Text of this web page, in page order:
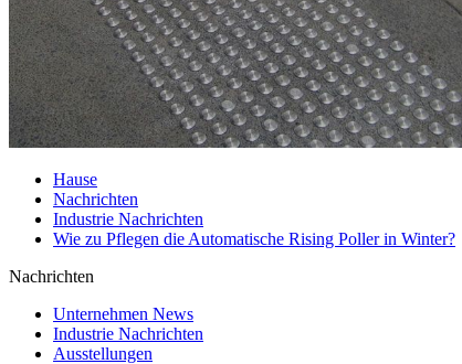
Hause
Nachrichten
Industrie Nachrichten
Wie zu Pflegen die Automatische Rising Poller in Winter?
Nachrichten
Unternehmen News
Industrie Nachrichten
Ausstellungen